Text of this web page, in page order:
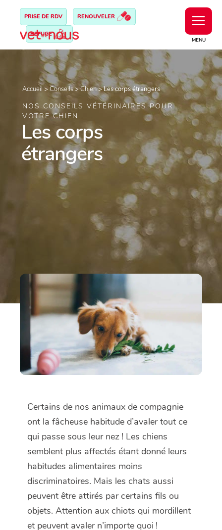
MENU
PRISE DE RDV RENOUVELER
REFUGE
Accueil >Conseils>Chien>Les corps étrangers
NOS CONSEILS VÉTÉRINAIRES POUR
VOTRE CHIEN
Les corps
étrangers
Certains de nos animaux de compagnie
ont la fâcheuse habitude d’avaler tout ce
qui passe sous leur nez ! Les chiens
semblent plus affectés étant donné leurs
habitudes alimentaires moins
discriminatoires. Mais les chats aussi
peuvent être attirés par certains fils ou
objets. Attention aux chiots qui mordillent
et peuvent avaler n’importe quoi !